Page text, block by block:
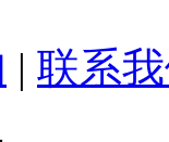
| 联系